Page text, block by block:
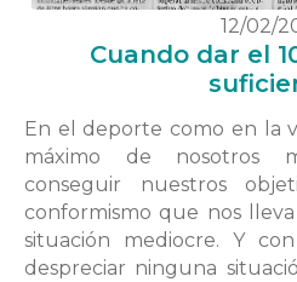
12/02/
Cuando dar el
En el deporte como en la
máximo de nosotros
conseguir nuestros
conformismo que nos
situación mediocre. Y
despreciar ninguna